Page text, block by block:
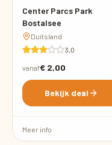
Center Parcs Park
Bostalsee
Duitsland
3,0
vanaf€ 2,00
Bekijk deal
Meer info